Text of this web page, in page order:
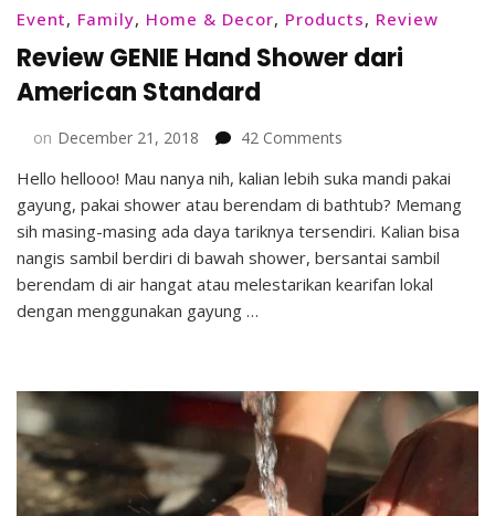
Event, Family, Home & Decor, Products, Review
Review GENIE Hand Shower dari
American Standard
on December 21, 2018 42 Comments
GENIE
Hand
Shower
dari
American
Hello hellooo! Mau nanya nih, kalian lebih suka mandi pakai
gayung, pakai shower atau berendam di bathtub? Memang
sih masing-masing ada daya tariknya tersendiri. Kalian bisa
nangis sambil berdiri di bawah shower, bersantai sambil
berendam di air hangat atau melestarikan kearifan lokal
dengan menggunakan gayung …